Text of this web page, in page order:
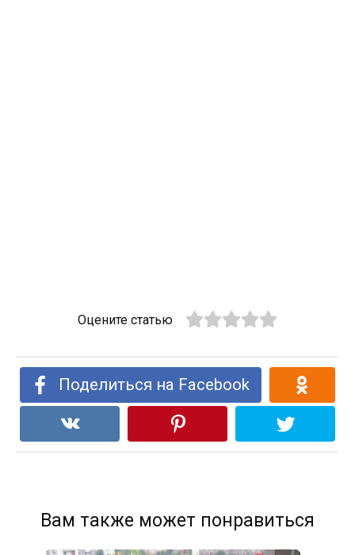
Оцените статью
Поделиться на Facebook
Вам также может понравиться